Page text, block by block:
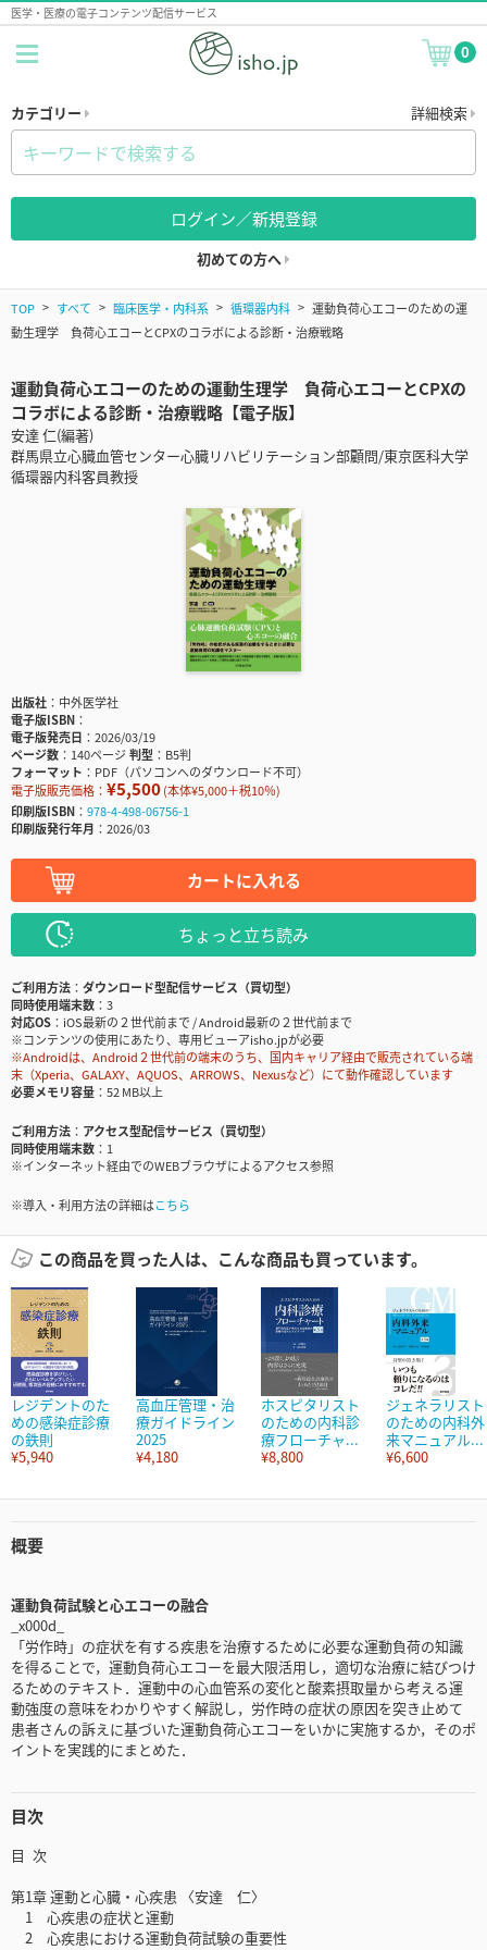
医学・医療の電子コンテンツ配信サービス
0
カテゴリー 詳細検索
ログイン／新規登録
初めての方へ
TOP すべて 臨床医学・内科系 循環器内科
運動負荷心エコーのための運
動生理学 負荷心エコーとCPXのコラボによる診断・治療戦略
運動負荷心エコーのための運動生理学 負荷心エコーとCPXの
コラボによる診断・治療戦略【電子版】
安達 仁(編著)
群馬県立心臓血管センター心臓リハビリテーション部顧問/東京医科大学
循環器内科客員教授
出版社
中外医学社
電子版ISBN
電子版発売日
2026/03/19
ページ数
140ページ判型
B5判
フォーマット
PDF（パソコンへのダウンロード不可）
電子版販売価格： ¥5,500(本体¥5,000＋税10％)
印刷版ISBN
978-4-498-06756-1
印刷版発行年月
2026/03
カートに入れる
ちょっと立ち読み
ご利用方法
ダウンロード型配信サービス（買切型）
同時使用端末数
3
対応OS
iOS最新の２世代前まで / Android最新の２世代前まで
※コンテンツの使用にあたり、専用ビューアisho.jpが必要
※Androidは、Android２世代前の端末のうち、国内キャリア経由で販売されている端
末（Xperia、GALAXY、AQUOS、ARROWS、Nexusなど）にて動作確認しています
必要メモリ容量
52 MB以上
ご利用方法
アクセス型配信サービス（買切型）
同時使用端末数
1
※インターネット経由でのWEBブラウザによるアクセス参照
※導入・利用方法の詳細はこちら
この商品を買った人は、こんな商品も買っています。
レジデントのた
めの感染症診療
の鉄則
¥5,940
高血圧管理・治
療ガイドライン
2025
¥4,180
ホスピタリスト
のための内科診
療フローチャ...
¥8,800
ジェネラリスト
のための内科外
来マニュアル...
¥6,600
概要
運動負荷試験と心エコーの融合
_x000d_
「労作時」の症状を有する疾患を治療するために必要な運動負荷の知識
を得ることで，運動負荷心エコーを最大限活用し，適切な治療に結びつけ
るためのテキスト．運動中の心血管系の変化と酸素摂取量から考える運
動強度の意味をわかりやすく解説し，労作時の症状の原因を突き止めて
患者さんの訴えに基づいた運動負荷心エコーをいかに実施するか，そのポ
イントを実践的にまとめた．
目次
目 次
第1章 運動と心臓・心疾患 〈安達 仁〉
1 心疾患の症状と運動
2 心疾患における運動負荷試験の重要性